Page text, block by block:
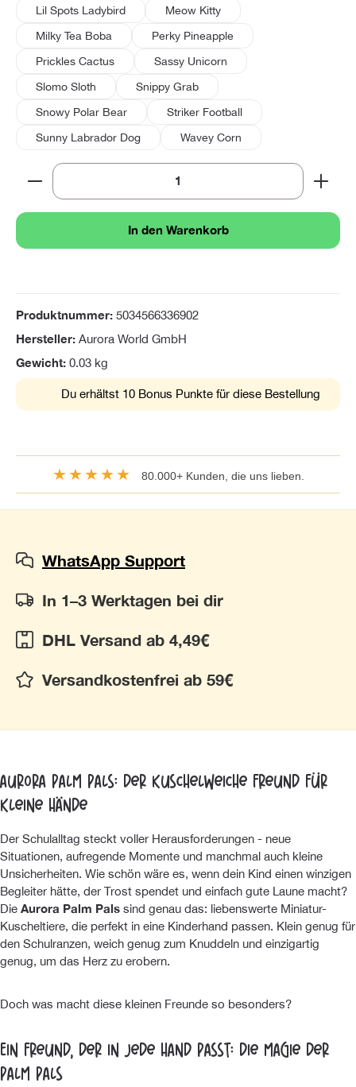
Lil Spots Ladybird
Meow Kitty
Milky Tea Boba
Perky Pineapple
Prickles Cactus
Sassy Unicorn
Slomo Sloth
Snippy Grab
Snowy Polar Bear
Striker Football
Sunny Labrador Dog
Wavey Corn
Produkt Anzahl: Gib den gewünschten Wert ein
In den Warenkorb
Produktnummer: 5034566336902
Hersteller: Aurora World GmbH
Gewicht: 0.03 kg
Du erhältst 10 Bonus Punkte für diese Bestellung
★★★★★ 80.000+ Kunden, die uns lieben.
WhatsApp Support
In 1–3 Werktagen bei dir
DHL Versand ab 4,49€
Versandkostenfrei ab 59€
Aurora Palm Pals: Der kuschelweiche Freund für
kleine Hände
Der Schulalltag steckt voller Herausforderungen - neue
Situationen, aufregende Momente und manchmal auch kleine
Unsicherheiten. Wie schön wäre es, wenn dein Kind einen winzigen
Begleiter hätte, der Trost spendet und einfach gute Laune macht?
Die Aurora Palm Pals sind genau das: liebenswerte Miniatur-
Kuscheltiere, die perfekt in eine Kinderhand passen. Klein genug für
den Schulranzen, weich genug zum Knuddeln und einzigartig
genug, um das Herz zu erobern.
Doch was macht diese kleinen Freunde so besonders?
Ein Freund, der in jede Hand passt: Die Magie der
Palm Pals